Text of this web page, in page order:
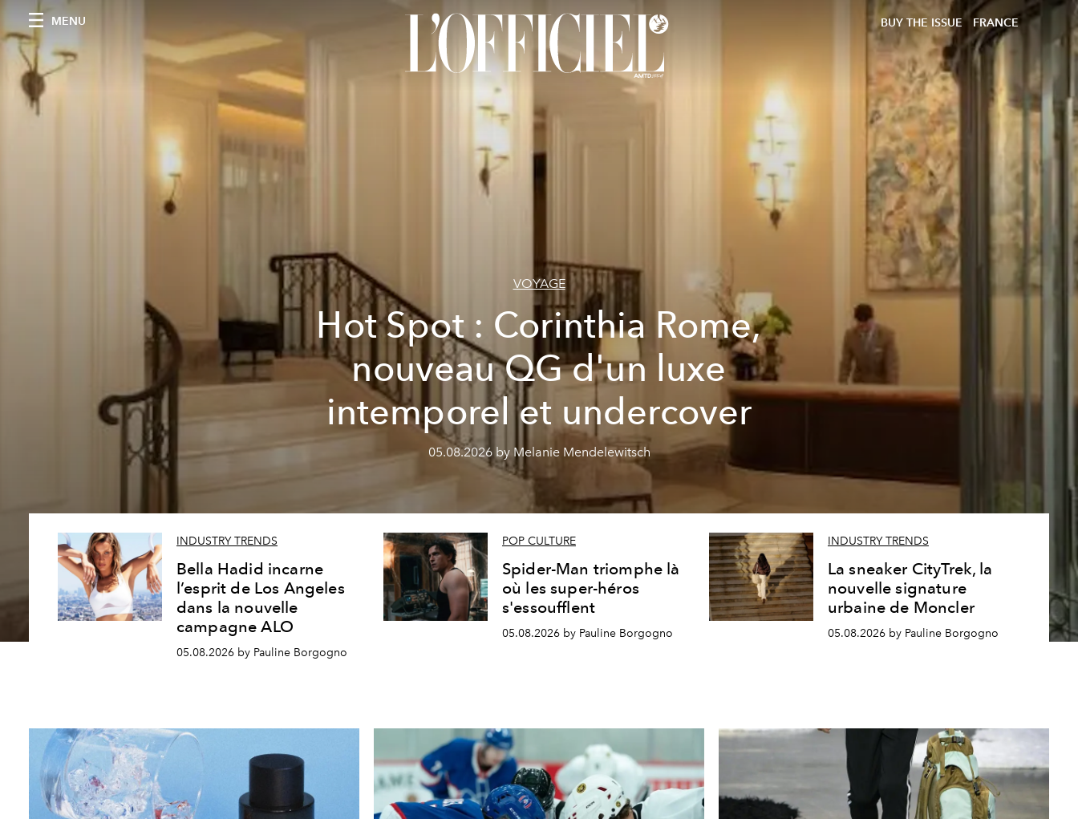
MENU BUY THE ISSUE FRANCE
VOYAGE
Hot Spot : Corinthia Rome,
nouveau QG d'un luxe
intemporel et undercover
05.08.2026 by Melanie Mendelewitsch
INDUSTRY TRENDS
Bella Hadid incarne
l’esprit de Los Angeles
dans la nouvelle
campagne ALO
05.08.2026 by Pauline Borgogno
POP CULTURE
Spider-Man triomphe là
où les super-héros
s'essoufflent
05.08.2026 by Pauline Borgogno
INDUSTRY TRENDS
La sneaker CityTrek, la
nouvelle signature
urbaine de Moncler
05.08.2026 by Pauline Borgogno